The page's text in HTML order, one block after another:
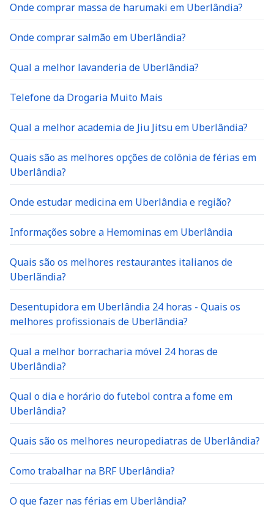
Onde comprar massa de harumaki em Uberlândia?
Onde comprar salmão em Uberlândia?
Qual a melhor lavanderia de Uberlândia?
Telefone da Drogaria Muito Mais
Qual a melhor academia de Jiu Jitsu em Uberlândia?
Quais são as melhores opções de colônia de férias em
Uberlândia?
Onde estudar medicina em Uberlândia e região?
Informações sobre a Hemominas em Uberlândia
Quais são os melhores restaurantes italianos de
Uberlãndia?
Desentupidora em Uberlândia 24 horas - Quais os
melhores profissionais de Uberlândia?
Qual a melhor borracharia móvel 24 horas de
Uberlândia?
Qual o dia e horário do futebol contra a fome em
Uberlândia?
Quais são os melhores neuropediatras de Uberlândia?
Como trabalhar na BRF Uberlândia?
O que fazer nas férias em Uberlândia?